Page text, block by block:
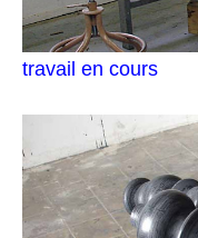
travail en cours